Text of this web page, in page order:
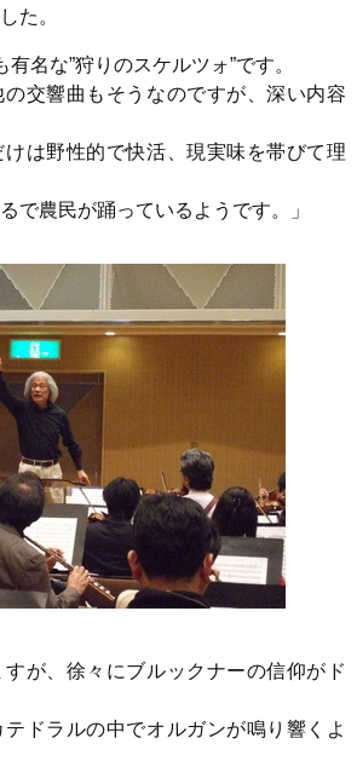
た。
名な”狩りのスケルツォ”です。
の交響曲もそうなのですが、深い内容
は野性的で快活、現実味を帯びて理
で農民が踊っているようです。」
すが、徐々にブルックナーの信仰がド
ドラルの中でオルガンが鳴り響くよ